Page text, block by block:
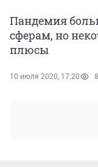
Пандемия
сферам, но
плюсы
10 июля 2020, 17:20